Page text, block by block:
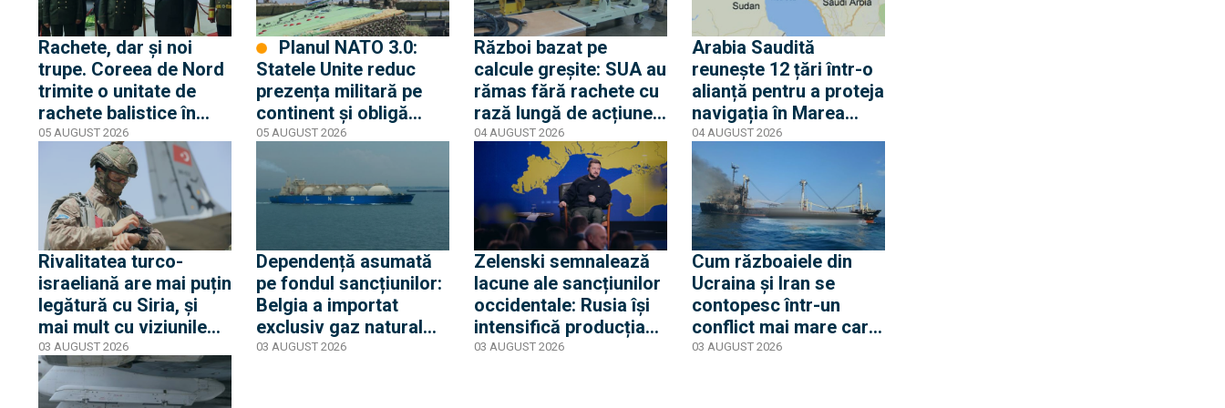
SAFE
Geran-5 pe direcția
Galați-Reni
Rachete, dar și noi
trupe. Coreea de Nord
trimite o unitate de
rachete balistice în
Rusia, vizând Ucraina
05 AUGUST 2026
Statele Unite reduc
prezența militară pe
continent și obligă
guvernele europene să
05 AUGUST 2026
Război bazat pe
calcule greșite: SUA au
rămas fără rachete cu
rază lungă de acțiune
ATACMS, stocurile
noilor PrSM sunt
consumate în totalitate
iar Tomahawk e la
jumătate
04 AUGUST 2026
Arabia Saudită
reunește 12 țări într-o
alianță pentru a proteja
navigația în Marea
Roșie. Importanța
Strâmtorii Importanța
Strâmtorii Bab el
Mandeb
04 AUGUST 2026
Rivalitatea turco-
israeliană are mai puțin
legătură cu Siria, și
mai mult cu viziunile
proprii privind
remodelarea
geopolitică a regiunii
03 AUGUST 2026
Dependență asumată
pe fondul sancțiunilor:
Belgia a importat
exclusiv gaz natural
lichefiat rusesc în luna
03 AUGUST 2026
Zelenski semnalează
lacune ale sancțiunilor
occidentale: Rusia își
intensifică producția
de rachete balistice
03 AUGUST 2026
Cum războaiele din
Ucraina și Iran se
contopesc într-un
conflict mai mare care
absoarbe inclusiv
03 AUGUST 2026
EXCLUSIV